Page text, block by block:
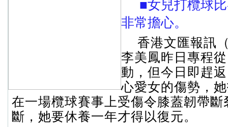
■女兒打欖球
非常擔心。
香港文匯報訊
李美鳳昨日專程
動，但今日即趕
心愛女的傷勢，
在一場欖球賽事上受傷令膝蓋韌帶斷
斷，她要休養一年才得以復元。